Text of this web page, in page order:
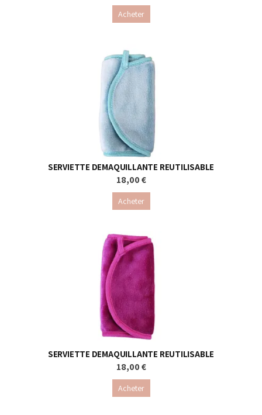
Acheter
SERVIETTE DEMAQUILLANTE REUTILISABLE
18,00 €
Acheter
SERVIETTE DEMAQUILLANTE REUTILISABLE
18,00 €
Acheter